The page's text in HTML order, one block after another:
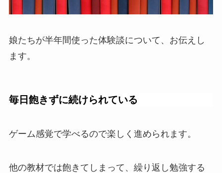
娘たちが半年間使った体験談について、お伝えし
ます。
毎日飽きずに続けられている
ゲーム感覚で学べるので楽しく進められます。
他の教材では飽きてしまって、繰り返し勉強する